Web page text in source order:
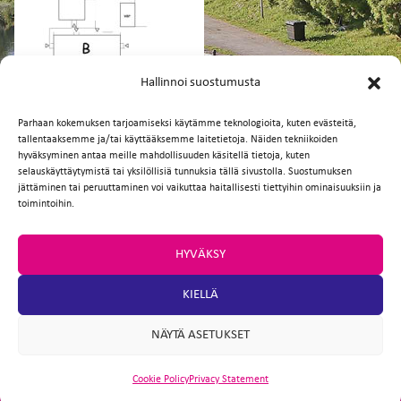
Hallinnoi suostumusta
Parhaan kokemuksen tarjoamiseksi käytämme teknologioita, kuten evästeitä,
tallentaaksemme ja/tai käyttääksemme laitetietoja. Näiden tekniikoiden
hyväksyminen antaa meille mahdollisuuden käsitellä tietoja, kuten
selauskäyttäytymistä tai yksilöllisiä tunnuksia tällä sivustolla. Suostumuksen
jättäminen tai peruuttaminen voi vaikuttaa haitallisesti tiettyihin ominaisuuksiin ja
toimintoihin.
HYVÄKSY
KIELLÄ
NÄYTÄ ASETUKSET
Cookie PolicyPrivacy Statement
Facebook
TwitterEmailWhatsApp